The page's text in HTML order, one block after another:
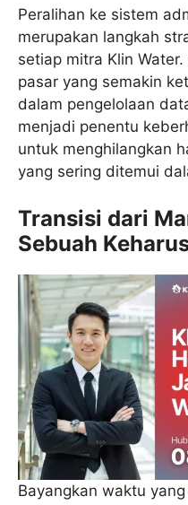
Peralihan ke sistem
merupakan langkah
setiap mitra Klin
pasar yang semakin
dalam pengelolaan
menjadi penentu
untuk menghilangkan
yang sering ditemui
Transisi dari
Sebuah
Bayangkan waktu